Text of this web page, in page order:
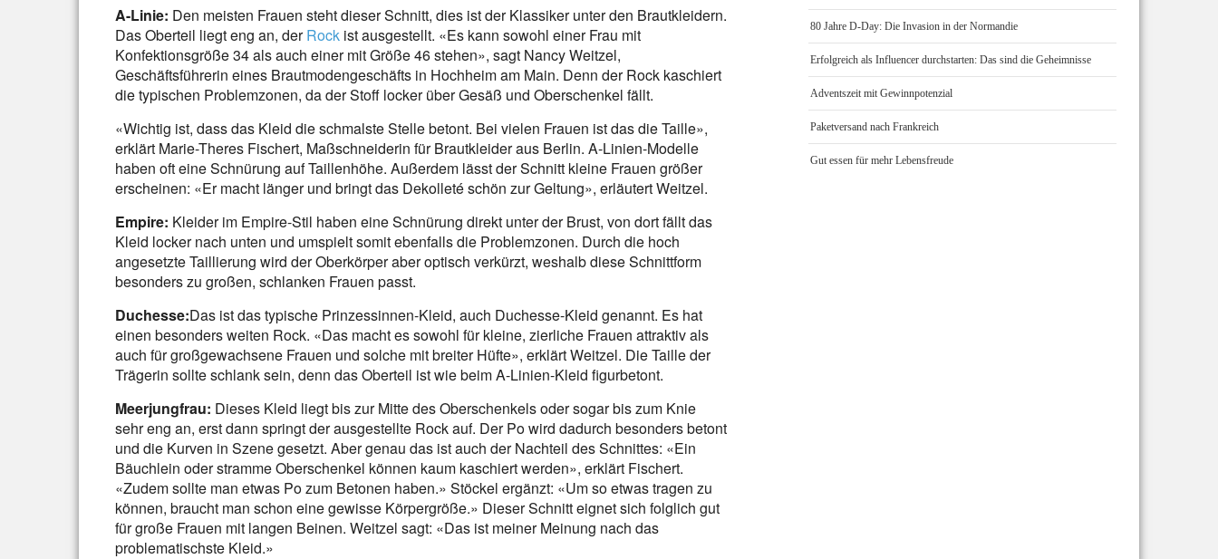
A-Linie: Den meisten Frauen steht dieser Schnitt, dies ist der Klassiker unter den Brautkleidern.
Das Oberteil liegt eng an, derRock ist ausgestellt. «Es kann sowohl einer Frau mit
Konfektionsgröße 34 als auch einer mit Größe 46 stehen», sagt Nancy Weitzel,
Geschäftsführerin eines Brautmodengeschäfts in Hochheim am Main. Denn der Rock kaschiert
die typischen Problemzonen, da der Stoff locker über Gesäß und Oberschenkel fällt.
«Wichtig ist, dass das Kleid die schmalste Stelle betont. Bei vielen Frauen ist das die Taille»,
erklärt Marie-Theres Fischert, Maßschneiderin für Brautkleider aus Berlin. A-Linien-Modelle
haben oft eine Schnürung auf Taillenhöhe. Außerdem lässt der Schnitt kleine Frauen größer
erscheinen: «Er macht länger und bringt das Dekolleté schön zur Geltung», erläutert Weitzel.
Empire: Kleider im Empire-Stil haben eine Schnürung direkt unter der Brust, von dort fällt das
Kleid locker nach unten und umspielt somit ebenfalls die Problemzonen. Durch die hoch
angesetzte Taillierung wird der Oberkörper aber optisch verkürzt, weshalb diese Schnittform
besonders zu großen, schlanken Frauen passt.
Duchesse:Das ist das typische Prinzessinnen-Kleid, auch Duchesse-Kleid genannt. Es hat
einen besonders weiten Rock. «Das macht es sowohl für kleine, zierliche Frauen attraktiv als
auch für großgewachsene Frauen und solche mit breiter Hüfte», erklärt Weitzel. Die Taille der
Trägerin sollte schlank sein, denn das Oberteil ist wie beim A-Linien-Kleid figurbetont.
Meerjungfrau: Dieses Kleid liegt bis zur Mitte des Oberschenkels oder sogar bis zum Knie
sehr eng an, erst dann springt der ausgestellte Rock auf. Der Po wird dadurch besonders betont
und die Kurven in Szene gesetzt. Aber genau das ist auch der Nachteil des Schnittes: «Ein
Bäuchlein oder stramme Oberschenkel können kaum kaschiert werden», erklärt Fischert.
«Zudem sollte man etwas Po zum Betonen haben.» Stöckel ergänzt: «Um so etwas tragen zu
können, braucht man schon eine gewisse Körpergröße.» Dieser Schnitt eignet sich folglich gut
für große Frauen mit langen Beinen. Weitzel sagt: «Das ist meiner Meinung nach das
problematischste Kleid.»
80 Jahre D-Day: Die Invasion in der Normandie
Erfolgreich als Influencer durchstarten: Das sind die Geheimnisse
Adventszeit mit Gewinnpotenzial
Paketversand nach Frankreich
Gut essen für mehr Lebensfreude